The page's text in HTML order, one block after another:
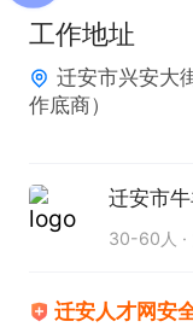
工作地址
迁安市兴安大
作底商）
迁安市
30-60人
迁安人才网安